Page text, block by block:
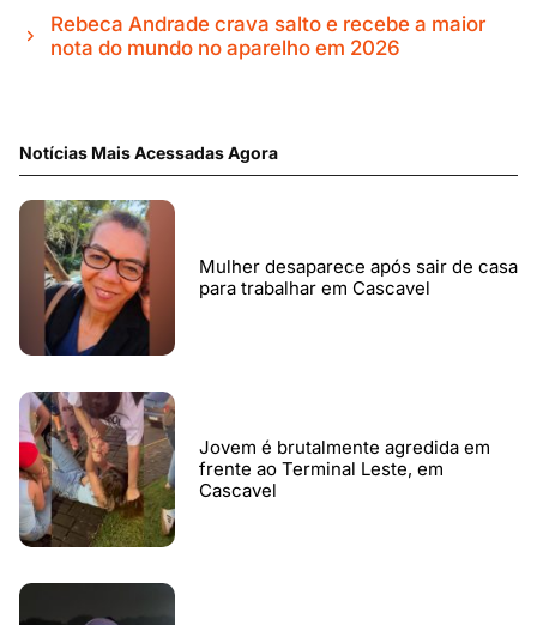
Rebeca Andrade crava salto e recebe a maior
nota do mundo no aparelho em 2026
Notícias Mais Acessadas Agora
Mulher desaparece após sair de casa
para trabalhar em Cascavel
Jovem é brutalmente agredida em
frente ao Terminal Leste, em
Cascavel